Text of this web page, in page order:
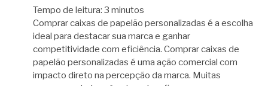
Tempo de leitura: 3 minutos
Comprar caixas de papelão personalizadas é a escolha
ideal para destacar sua marca e ganhar
competitividade com eficiência. Comprar caixas de
papelão personalizadas é uma ação comercial com
impacto direto na percepção da marca. Muitas